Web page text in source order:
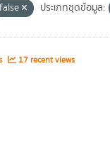
false ประเภทชุดข้อมูล:
17 recent views